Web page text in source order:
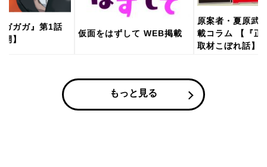
ガガガ』第1話
】
仮面をはずして WEB掲載
原案者・夏原武
載コラム 【『正
取材こぼれ話】
もっと見る